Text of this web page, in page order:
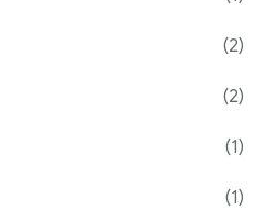
(2)
(2)
(1)
(1)